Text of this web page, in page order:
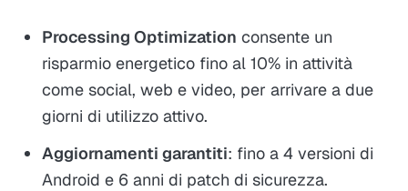
Processing Optimization consente un
risparmio energetico fino al 10% in attività
come social, web e video, per arrivare a due
giorni di utilizzo attivo.
Aggiornamenti garantiti: fino a 4 versioni di
Android e 6 anni di patch di sicurezza.